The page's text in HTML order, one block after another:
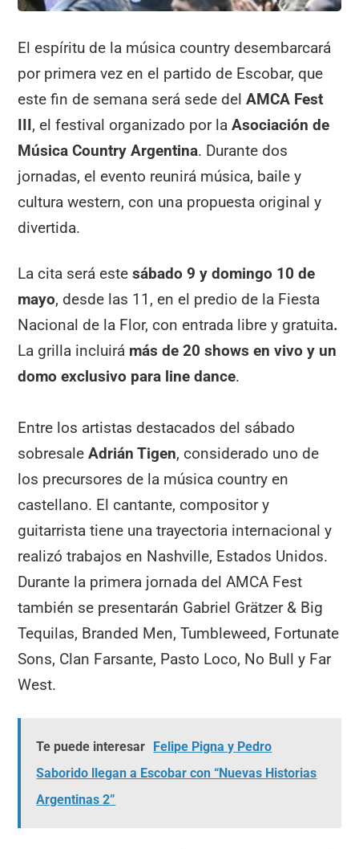
El espíritu de la música country desembarcará
por primera vez en el partido de Escobar, que
este fin de semana será sede delAMCA Fest
III, el festival organizado por laAsociación de
Música Country Argentina. Durante dos
jornadas, el evento reunirá música, baile y
cultura western, con una propuesta original y
divertida.
La cita será estesábado 9 y domingo 10 de
mayo, desde las 11, en el predio de la Fiesta
Nacional de la Flor, con entrada libre y gratuita.
La grilla incluirá más de 20 shows en vivo y un
domo exclusivo para line dance.
Entre los artistas destacados del sábado
sobresaleAdrián Tigen, considerado uno de
los precursores de la música country en
castellano. El cantante, compositor y
guitarrista tiene una trayectoria internacional y
realizó trabajos en Nashville, Estados Unidos.
Durante la primera jornada del AMCA Fest
también se presentarán Gabriel Grätzer & Big
Tequilas, Branded Men, Tumbleweed, Fortunate
Sons, Clan Farsante, Pasto Loco, No Bull y Far
West.
Te puede interesar Felipe Pigna y Pedro
Saborido llegan a Escobar con “Nuevas Historias
Argentinas 2”